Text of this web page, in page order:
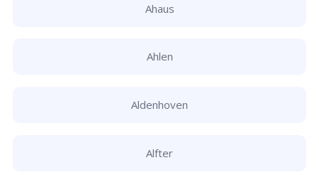
Ahaus
Ahlen
Aldenhoven
Alfter